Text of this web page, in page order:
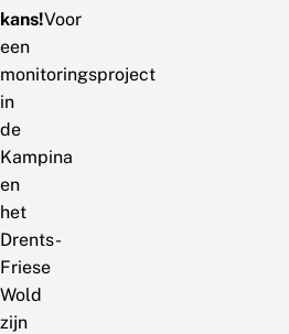
kans!Voor
een
monitoringsproject
in
de
Kampina
en
het
Drents-
Friese
Wold
zijn